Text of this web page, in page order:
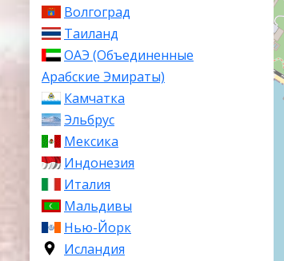
Волгоград
Таиланд
ОАЭ (Объединенные
Арабские Эмираты)
Камчатка
Эльбрус
Мексика
Индонезия
Италия
Мальдивы
Нью-Йорк
Исландия